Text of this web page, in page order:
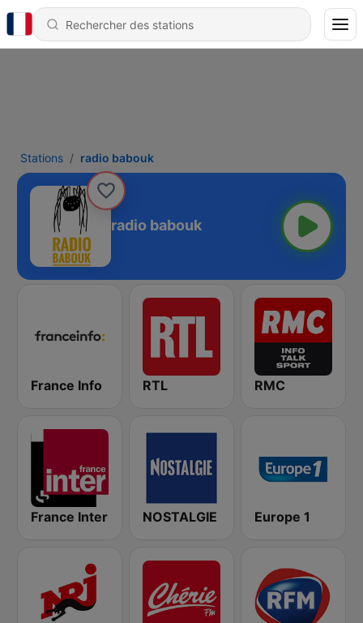
Stations radio babouk
radio babouk
France Info RTL RMC
France Inter NOSTALGIE Europe 1